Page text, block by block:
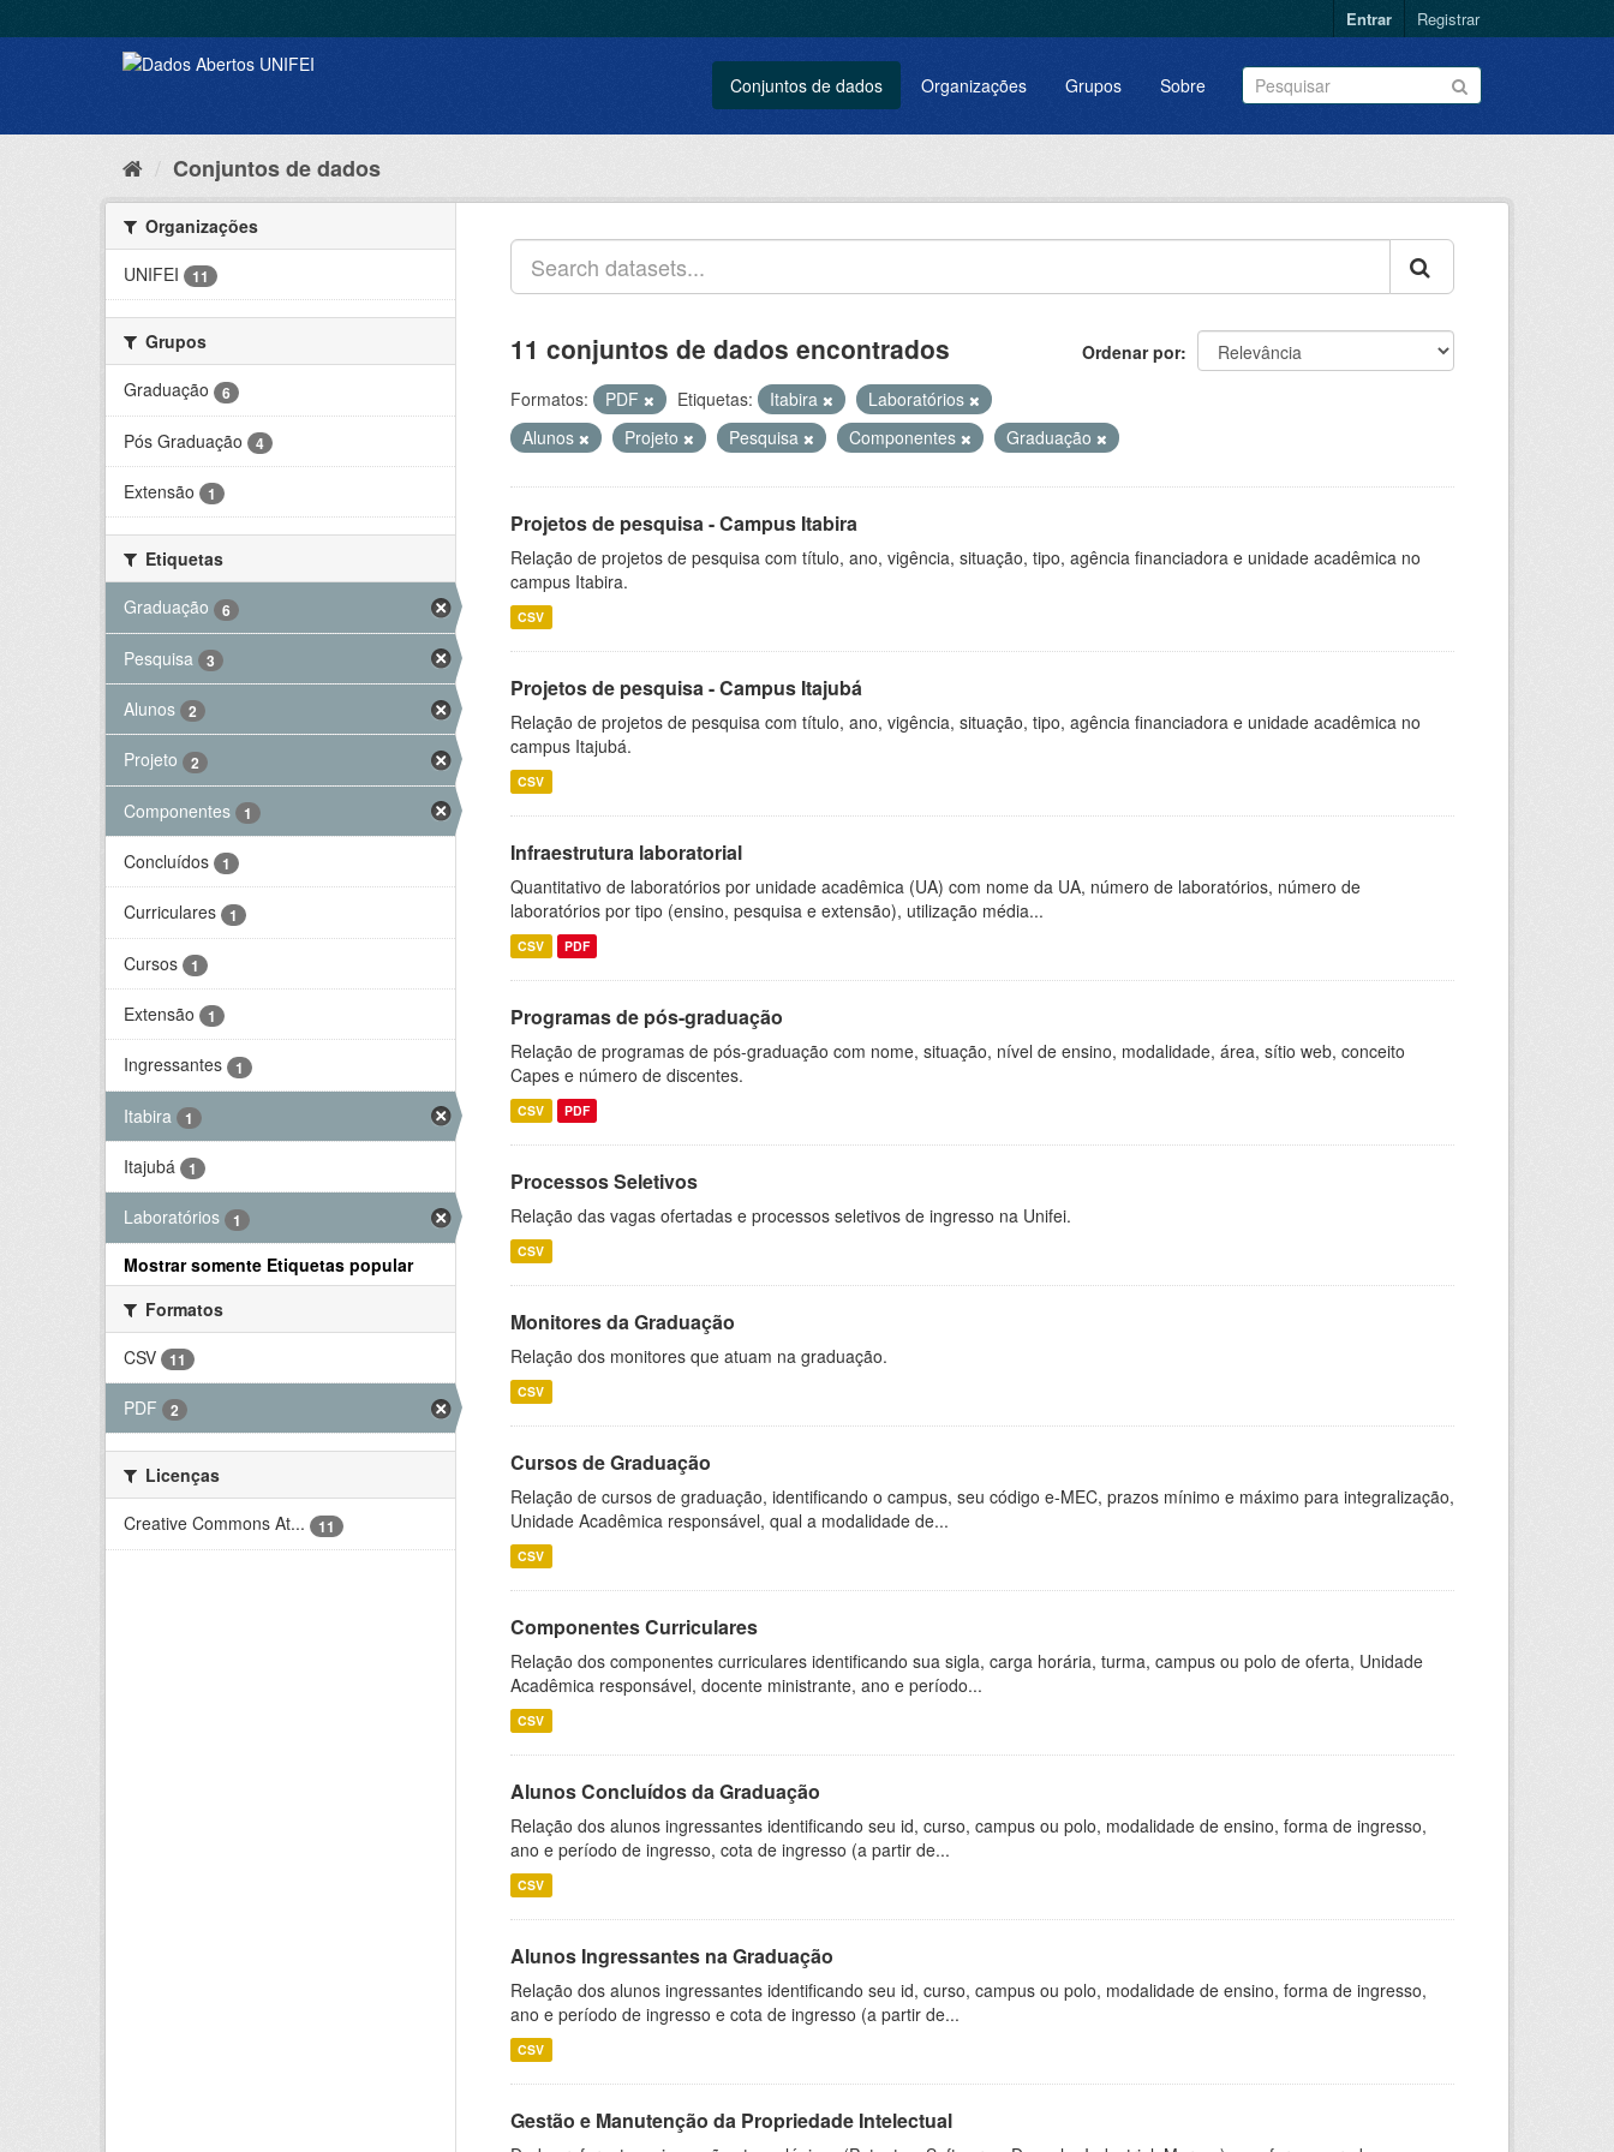
Entrar Registrar
Conjuntos de dados Organizações Grupos Sobre
Conjuntos de dados
Organizações
UNIFEI
11
Grupos
Graduação
6
Pós Graduação 4
Extensão 1
Etiquetas
Graduação
6
Pesquisa 3
Alunos 2
Projeto 2
Componentes 1
Concluídos 1
Curriculares 1
Cursos 1
Extensão 1
Ingressantes 1
Itabira 1
Itajubá 1
Laboratórios 1
Mostrar somente Etiquetas popular
Formatos
CSV
11
PDF 2
Licenças
Creative Commons At...
11
Ordenar por
11 conjuntos de dados encontrados
Formatos: PDF Etiquetas: Itabira
Laboratórios
Alunos
Projeto Pesquisa Componentes Graduação
Projetos de pesquisa - Campus Itabira
Relação de projetos de pesquisa com título, ano, vigência, situação, tipo, agência financiadora e unidade acadêmica no
campus Itabira.
CSV
Projetos de pesquisa - Campus Itajubá
Relação de projetos de pesquisa com título, ano, vigência, situação, tipo, agência financiadora e unidade acadêmica no
campus Itajubá.
CSV
Infraestrutura laboratorial
Quantitativo de laboratórios por unidade acadêmica (UA) com nome da UA, número de laboratórios, número de
laboratórios por tipo (ensino, pesquisa e extensão), utilização média...
CSV PDF
Programas de pós-graduação
Relação de programas de pós-graduação com nome, situação, nível de ensino, modalidade, área, sítio web, conceito
Capes e número de discentes.
CSV PDF
Processos Seletivos
Relação das vagas ofertadas e processos seletivos de ingresso na Unifei.
CSV
Monitores da Graduação
Relação dos monitores que atuam na graduação.
CSV
Cursos de Graduação
Relação de cursos de graduação, identificando o campus, seu código e-MEC, prazos mínimo e máximo para integralização,
Unidade Acadêmica responsável, qual a modalidade de...
CSV
Componentes Curriculares
Relação dos componentes curriculares identificando sua sigla, carga horária, turma, campus ou polo de oferta, Unidade
Acadêmica responsável, docente ministrante, ano e período...
CSV
Alunos Concluídos da Graduação
Relação dos alunos ingressantes identificando seu id, curso, campus ou polo, modalidade de ensino, forma de ingresso,
ano e período de ingresso, cota de ingresso (a partir de...
CSV
Alunos Ingressantes na Graduação
Relação dos alunos ingressantes identificando seu id, curso, campus ou polo, modalidade de ensino, forma de ingresso,
ano e período de ingresso e cota de ingresso (a partir de...
CSV
Gestão e Manutenção da Propriedade Intelectual